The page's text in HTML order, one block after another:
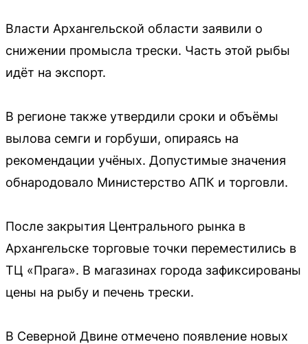
Власти Архангельской области заявили о
снижении промысла трески. Часть этой рыбы
идёт на экспорт.
В регионе также утвердили сроки и объёмы
вылова семги и горбуши, опираясь на
рекомендации учёных. Допустимые значения
обнародовало Министерство АПК и торговли.
После закрытия Центрального рынка в
Архангельске торговые точки переместились в
ТЦ «Прага». В магазинах города зафиксированы
цены на рыбу и печень трески.
В Северной Двине отмечено появление новых